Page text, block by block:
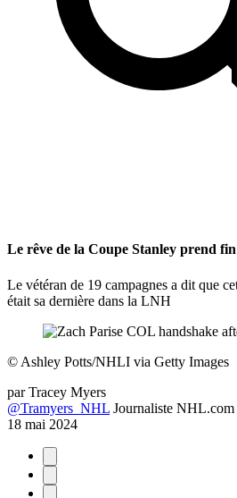
Le rêve de la Coupe Stanley prend
Le vétéran de 19 campagnes a dit que
était sa dernière dans la LNH
© Ashley Potts/NHLI via Getty Images
par Tracey Myers
@Tramyers_NHL Journaliste NHL.com
18 mai 2024